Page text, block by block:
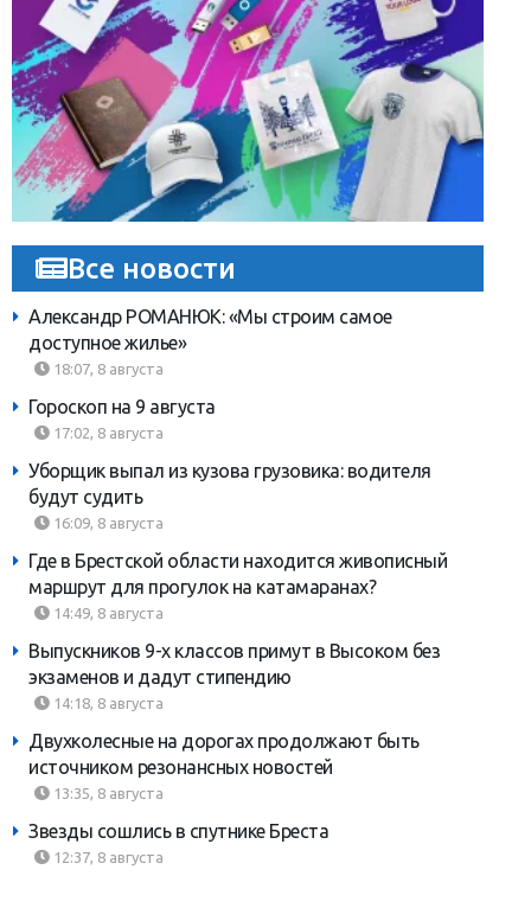
Все новости
Александр РОМАНЮК: «Мы строим самое
доступное жилье»
18:07, 8 августа
Гороскоп на 9 августа
17:02, 8 августа
Уборщик выпал из кузова грузовика: водителя
будут судить
16:09, 8 августа
Где в Брестской области находится живописный
маршрут для прогулок на катамаранах?
14:49, 8 августа
Выпускников 9-х классов примут в Высоком без
экзаменов и дадут стипендию
14:18, 8 августа
Двухколесные на дорогах продолжают быть
источником резонансных новостей
13:35, 8 августа
Звезды сошлись в спутнике Бреста
12:37, 8 августа